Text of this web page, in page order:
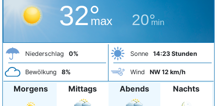
32°
max 20°
min
Niederschlag 0%
Bewölkung 8%
Sonne 14:23 Stunden
Wind NW 12 km/h
Morgens Mittags Abends Nachts